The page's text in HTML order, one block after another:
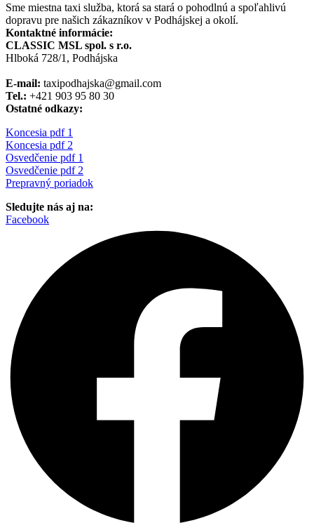
Sme miestna taxi služba, ktorá sa stará o pohodlnú a spoľahlivú
dopravu pre našich zákazníkov v Podhájskej a okolí.
Kontaktné informácie:
CLASSIC MSL spol. s r.o.
Hlboká 728/1, Podhájska
E-mail: taxipodhajska@gmail.com
Tel.: +421 903 95 80 30
Ostatné odkazy:
Koncesia pdf 1
Koncesia pdf 2
Osvedčenie pdf 1
Osvedčenie pdf 2
Prepravný poriadok
Sledujte nás aj na:
Facebook